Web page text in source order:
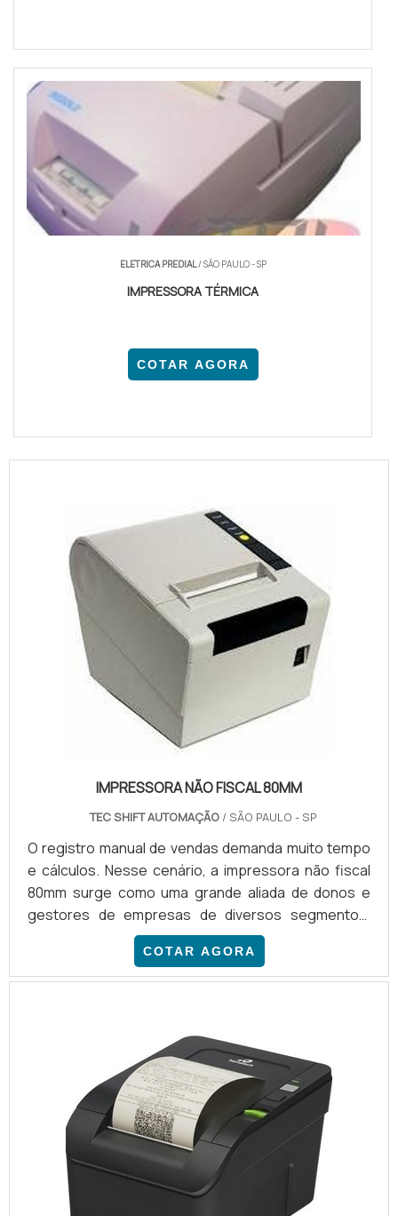
ELETRICA PREDIAL/ SÃO PAULO - SP
IMPRESSORA TÉRMICA
COTAR AGORA
IMPRESSORA NÃO FISCAL 80MM
TEC SHIFT AUTOMAÇÃO / SÃO PAULO - SP
O registro manual de vendas demanda muito tempo
e cálculos. Nesse cenário, a impressora não fiscal
80mm surge como uma grande aliada de donos e
gestores de empresas de diversos segmentos,
visto que é possível agilizar as vendas, garantindo a
impressão dos recibos de forma rápida e prática.AS
PRINCIPAIS VANTAGENS DO MODELOOferecendo os
COTAR AGORA